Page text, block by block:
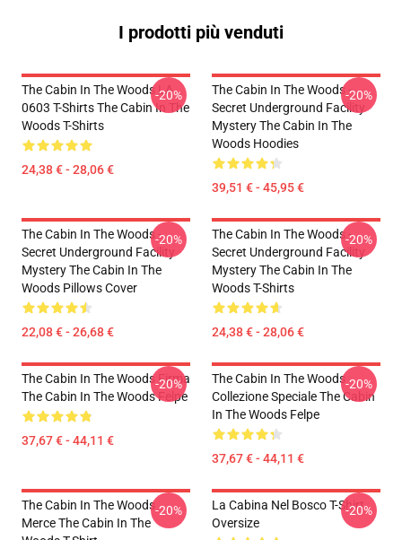
I prodotti più venduti
The Cabin In The Woods LA
0603 T-Shirts The Cabin In The
Woods T-Shirts
24,38 € - 28,06 €
-20%
The Cabin In The Woods -
Secret Underground Facility
Mystery The Cabin In The
Woods Hoodies
39,51 € - 45,95 €
-20%
The Cabin In The Woods -
Secret Underground Facility
Mystery The Cabin In The
Woods Pillows Cover
22,08 € - 26,68 €
-20%
The Cabin In The Woods -
Secret Underground Facility
Mystery The Cabin In The
Woods T-Shirts
24,38 € - 28,06 €
-20%
The Cabin In The Woods Firma
The Cabin In The Woods Felpe
37,67 € - 44,11 €
-20%
The Cabin In The Woods
Collezione Speciale The Cabin
In The Woods Felpe
37,67 € - 44,11 €
-20%
The Cabin In The Woods
Merce The Cabin In The
-20%
La Cabina Nel Bosco T-Shirt
Oversize
-20%